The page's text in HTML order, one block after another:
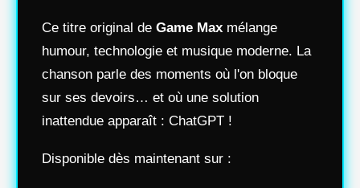
Ce titre original de Game Max mélange
humour, technologie et musique moderne. La
chanson parle des moments où l'on bloque
sur ses devoirs… et où une solution
inattendue apparaît : ChatGPT !
Disponible dès maintenant sur :